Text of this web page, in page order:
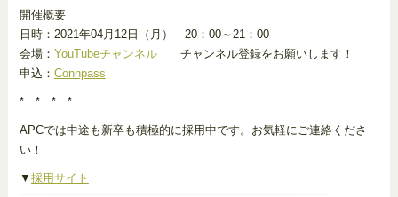
開催概要
日時：2021年04月12日（月） 20：00～21：00
会場： YouTubeチャンネルチャンネル登録をお願いします！
申込： Connpass
* * * *
APCでは中途も新卒も積極的に採用中です。お気軽にご連絡くださ
い！
▼ 採用サイト